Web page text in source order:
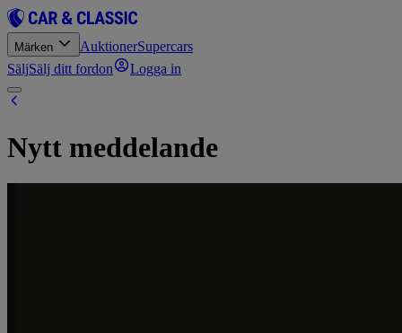
Märken AuktionerSupercars
SäljSälj ditt fordon Logga in
Nytt meddelande